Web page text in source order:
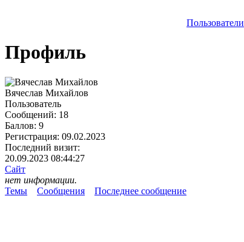
Пользователи
Профиль
Вячеслав Михайлов
Пользователь
Сообщений: 18
Баллов: 9
Регистрация: 09.02.2023
Последний визит:
20.09.2023 08:44:27
Сайт
нет информации.
Темы
Сообщения Последнее сообщение